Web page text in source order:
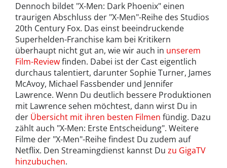
Dennoch bildet "X-Men: Dark Phoenix" einen
traurigen Abschluss der "X-Men"-Reihe des Studios
20th Century Fox. Das einst beeindruckende
Superhelden-Franchise kam bei Kritikern
überhaupt nicht gut an, wie wir auch in unserem
Film-Reviewfinden. Dabei ist der Cast eigentlich
durchaus talentiert, darunter Sophie Turner, James
McAvoy, Michael Fassbender und Jennifer
Lawrence. Wenn Du deutlich bessere Produktionen
mit Lawrence sehen möchtest, dann wirst Du in
der Übersicht mit ihren besten Filmen fündig. Dazu
zählt auch "X-Men: Erste Entscheidung". Weitere
Filme der "X-Men"-Reihe findest Du zudem auf
Netflix. Den Streamingdienst kannst Du zu GigaTV
hinzubuchen.